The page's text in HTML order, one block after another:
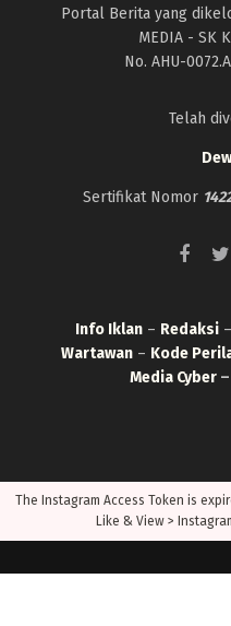
Portal Berita yang
MEDIA - SK
No. AHU-
Telah
Sertifikat Nomor
Info Iklan – Redaksi –
Wartawan – Kode
Media Cyber –
The Instagram Access Token is
Like & View >